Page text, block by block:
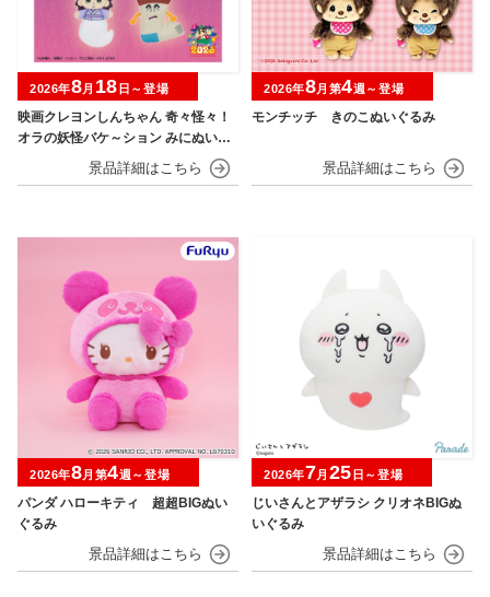
映画クレヨンしんちゃん 奇々怪々！
オラの妖怪バケ～ション みにぬいぐ
2026年8月 18 日～登場
モンチッチ きのこぬいぐるみ
2026年8月第4週～登場
パンダ ハローキティ 超超BIGぬい
ぐるみ
2026年8月第4週～登場
じいさんとアザラシ クリオネBIGぬ
いぐるみ
2026年7月 25 日～登場